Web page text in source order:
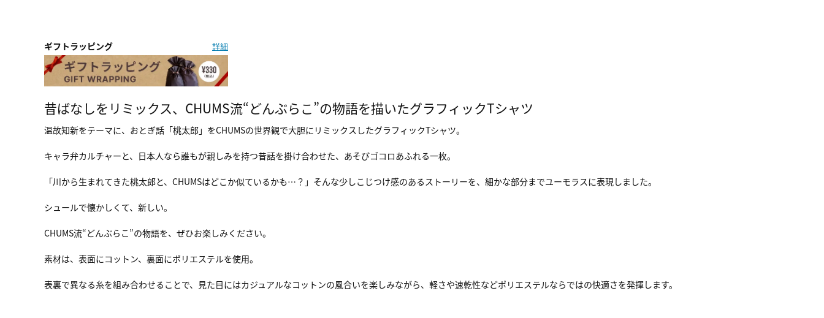
ギフトラッピング 詳細
昔ばなしをリミックス、CHUMS流“どんぶらこ”の物語を描いたグラフィックTシャツ
温故知新をテーマに、おとぎ話「桃太郎」をCHUMSの世界観で大胆にリミックスしたグラフィックTシャツ。
キャラ弁カルチャーと、日本人なら誰もが親しみを持つ昔話を掛け合わせた、あそびゴコロあふれる一枚。
「川から生まれてきた桃太郎と、CHUMSはどこか似ているかも…？」そんな少しこじつけ感のあるストーリーを、細かな部分までユーモラスに表現しました。
シュールで懐かしくて、新しい。
CHUMS流“どんぶらこ”の物語を、ぜひお楽しみください。
素材は、表面にコットン、裏面にポリエステルを使用。
表裏で異なる糸を組み合わせることで、見た目にはカジュアルなコットンの風合いを楽しみながら、軽さや速乾性などポリエステルならではの快適さを発揮します。